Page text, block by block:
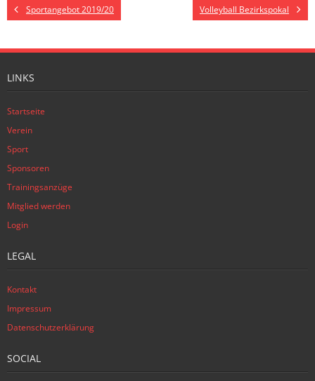
Sportangebot 2019/20 Volleyball Bezirkspokal
LINKS
Startseite
Verein
Sport
Sponsoren
Trainingsanzüge
Mitglied werden
Login
LEGAL
Kontakt
Impressum
Datenschutzerklärung
SOCIAL